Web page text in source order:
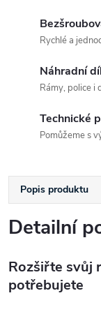
Rychlé a
Náhradní
Rámy, police i
Technické
Pomůžeme s
Popis produktu
Detailní
Rozšiřte svůj
potřebujete